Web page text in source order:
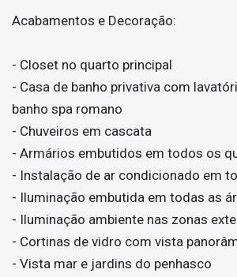
Acabamentos e Decoração:
- Closet no quarto principal
- Casa de banho privativa com
banho spa romano
- Chuveiros em cascata
- Armários embutidos em todos os
- Instalação de ar condicionado em
- Iluminação embutida em todas as
- Iluminação ambiente nas zonas
- Cortinas de vidro com vista
- Vista mar e jardins do penhasco